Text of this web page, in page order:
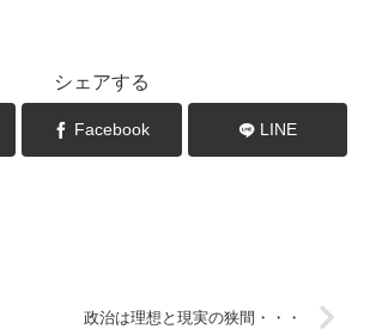
シェアする
Facebook LINE
政治は理想と現実の狭間・・・